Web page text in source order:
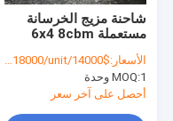
مقطورة تفريغ
مقطورة الاسمنت السائبة
شاحنة مزيج الخرسانة
مستعملة 6x4 8cbm
الأسعار:$14000/unit-$18000/unit
MOQ:1 وحدة
أحصل على آخر سعر